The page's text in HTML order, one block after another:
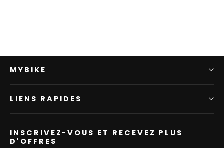
MYBIKE
LIENS RAPIDES
INSCRIVEZ-VOUS ET RECEVEZ PLUS
D'OFFRES